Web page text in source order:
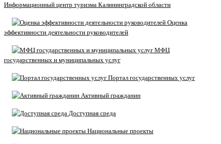
Информационный центр туризма Калининградской области
Оценка
эффективности деятельности руководителей
МФЦ
государственных и муниципальных услуг
Портал государственных услуг
Активный гражданин
Доступная среда
Национальные проекты